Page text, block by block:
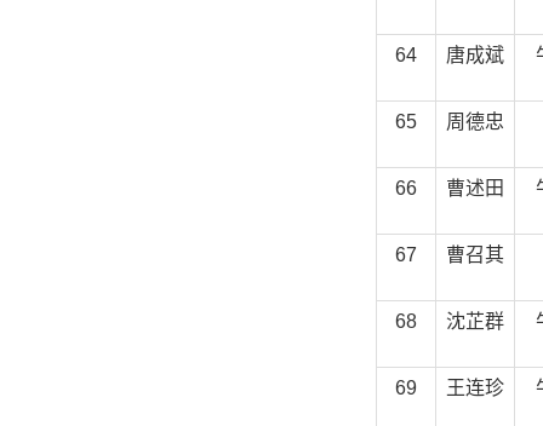
64 唐成斌
65 周德忠
66 曹述田
67 曹召其
68 沈芷群
69 王连珍